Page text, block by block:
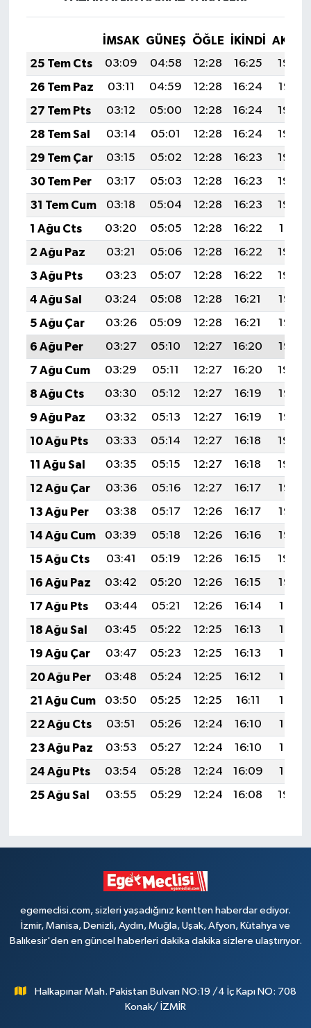
İMSAK GÜNEŞ ÖĞLE İKINDI
25 Tem Cts
03:09 04:58 12:28 16:25
19:48
26 Tem Paz
03:11 04:59 12:28 16:24
19:47
27 Tem Pts
03:12 05:00 12:28 16:24
19:46
28 Tem Sal
03:14 05:01 12:28 16:24
19:45
29 Tem Çar
03:15 05:02 12:28 16:23
19:44
30 Tem Per
03:17 05:03 12:28 16:23
19:43
31 Tem Cum
03:18 05:04 12:28 16:23
19:42
1 Ağu Cts
03:20 05:05 12:28 16:22
19:41
2 Ağu Paz
03:21 05:06 12:28 16:22
19:40
3 Ağu Pts
03:23 05:07 12:28 16:22
19:39
4 Ağu Sal
03:24 05:08 12:28 16:21
19:38
5 Ağu Çar
03:26 05:09 12:28 16:21
19:37
6 Ağu Per
03:27 05:10 12:27 16:20
19:35
7 Ağu Cum
03:29 05:11 12:27 16:20
19:34
8 Ağu Cts
03:30 05:12 12:27 16:19
19:33
9 Ağu Paz
03:32 05:13 12:27 16:19
19:32
10 Ağu Pts
03:33 05:14 12:27 16:18
19:30
11 Ağu Sal
03:35 05:15 12:27 16:18
19:29
12 Ağu Çar
03:36 05:16 12:27 16:17
19:28
13 Ağu Per
03:38 05:17 12:26 16:17
19:26
14 Ağu Cum
03:39 05:18 12:26 16:16
19:25
15 Ağu Cts
03:41 05:19 12:26 16:15
19:24
16 Ağu Paz
03:42 05:20 12:26 16:15
19:22
17 Ağu Pts
03:44 05:21 12:26 16:14
19:21
18 Ağu Sal
03:45 05:22 12:25 16:13
19:19
19 Ağu Çar
03:47 05:23 12:25 16:13
19:18
20 Ağu Per
03:48 05:24 12:25 16:12
19:16
21 Ağu Cum
03:50 05:25 12:25 16:11
19:15
22 Ağu Cts
03:51 05:26 12:24 16:10
19:13
23 Ağu Paz
03:53 05:27 12:24 16:10
19:12
24 Ağu Pts
03:54 05:28 12:24 16:09
19:10
25 Ağu Sal
03:55 05:29 12:24 16:08 19:09
egemeclisi.com, sizleri yaşadığınız kentten haberdar ediyor.
İzmir, Manisa, Denizli, Aydın, Muğla, Uşak, Afyon, Kütahya ve
Balıkesir'den en güncel haberleri dakika dakika sizlere ulaştırıyor.
Halkapınar Mah. Pakistan Bulvarı NO:19 /4 İç Kapı NO: 708
Konak/ İZMİR